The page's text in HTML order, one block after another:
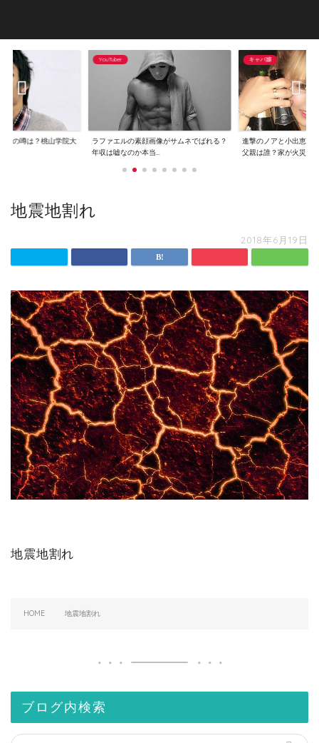
捕の噂は？桃山学院大
YouTuber
ラファエルの素顔画像がサムネでばれる？
年収は嘘なのか本当...
キャバ嬢
進撃のノアと小出恵介
父親は誰？家が火災...
地震地割れ
2018年6月19日
地震地割れ
HOME 地震地割れ
ブログ内検索